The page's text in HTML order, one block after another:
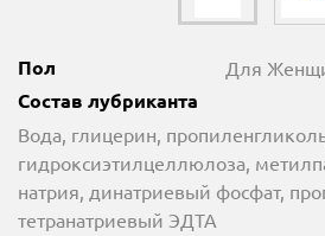
Пол Для
Состав лубриканта
Вода, глицерин,
гидроксиэтилцеллюлоза,
натрия, динатриевый фосфат,
тетранатриевый ЭДТА